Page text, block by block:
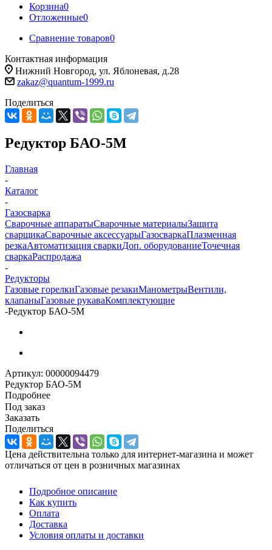
Корзина0
Отложенные0
Сравнение товаров0
Контактная информация
Нижний Новгород, ул. Яблоневая, д.28
zakaz@quantum-1999.ru
Поделиться
Редуктор БАО-5М
Главная
-
Каталог
-
Газосварка
Сварочные аппаратыСварочные материалыЗащита
сварщикаСварочные аксессуарыГазосваркаПлазменная
резкаАвтоматизация сваркиДоп. оборудованиеТочечная
сваркаРаспродажа
-
Редукторы
Газовые горелкиГазовые резакиМанометрыВентили,
клапаныГазовые рукаваКомплектующие
-Редуктор БАО-5М
Артикул: 00000094479
Редуктор БАО-5М
Подробнее
Под заказ
Заказать
Поделиться
Цена действительна только для интернет-магазина и может
отличаться от цен в розничных магазинах
Подробное описание
Как купить
Оплата
Доставка
Условия оплаты и доставки